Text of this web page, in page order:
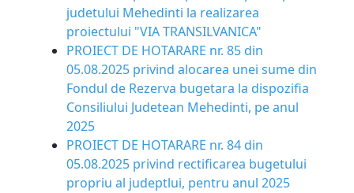
judetului Mehedinti la realizarea
proiectului "VIA TRANSILVANICA"
PROIECT DE HOTARARE nr. 85 din
05.08.2025 privind alocarea unei sume din
Fondul de Rezerva bugetara la dispozifia
Consiliului Judetean Mehedinti, pe anul
2025
PROIECT DE HOTARARE nr. 84 din
05.08.2025 privind rectificarea bugetului
propriu al judeptlui, pentru anul 2025